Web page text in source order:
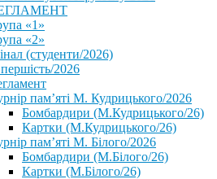
«1»
«2»
(студенти/2026)
2026⁩
пам’яті М. Кудрицького/2026
Бомбардири (М.Кудрицького/26)
Картки (М.Кудрицького/26)
пам’яті М. Білого/2026
Бомбардири (М.Білого/26)
Картки (М.Білого/26)